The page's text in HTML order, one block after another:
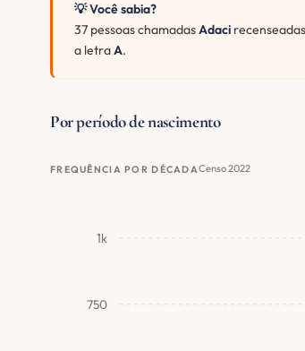
💡 Você sabia?
37 pessoas chamadasAdaci
a letraA.
Por período de nascimento
FREQUÊNCIA POR DÉCADACenso 2022
750
1k